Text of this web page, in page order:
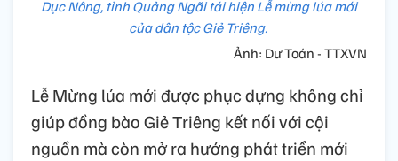
Dục Nông, tỉnh Quảng Ngãi tái hiện Lễ mừng lúa mới
của dân tộc Giẻ Triêng.
Ảnh: Dư Toán - TTXVN
Lễ Mừng lúa mới được phục dựng không chỉ
giúp đồng bào Giẻ Triêng kết nối với cội
nguồn mà còn mở ra hướng phát triển mới